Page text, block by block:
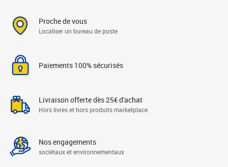
Proche de vous
Localiser un bureau de poste
Paiements 100% sécurisés
Livraison offerte dès 25€ d'achat
Hors livres et hors produits marketplace
Nos engagements
sociétaux et environnementaux